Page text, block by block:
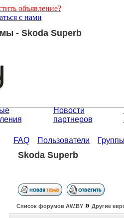
объявление?
с нами
- Skoda Superb
Новости
партнеров
FAQ Пользователи
Skoda Superb
Список форумов АW.BY » Другие